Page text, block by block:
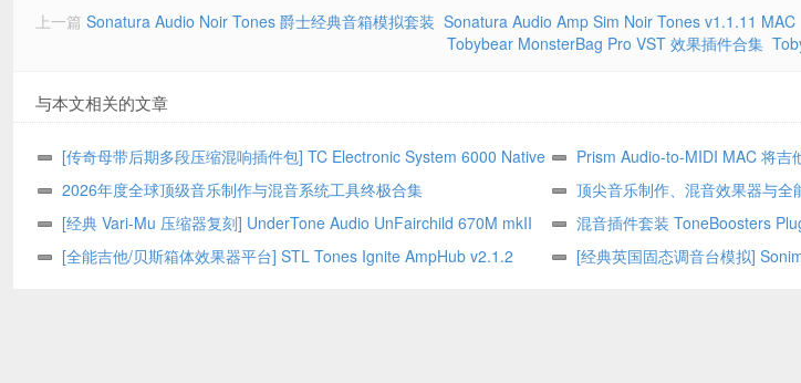
上一篇 Sonatura Audio Noir Tones 爵士经典音箱模拟套装 Sonatura Audio Amp Sim Noir Tones v1.1.11 MAC
Tobybear MonsterBag Pro VST 效果插件合集
与本文相关的文章
[传奇母带后期多段压缩混响插件包] TC Electronic System 6000 Native
Series Bundle 02.2026-GUISEPPE [MacOSX]（203MB）
Prism Audio-to-MIDI MAC 将吉
MIDI
2026年度全球顶级音乐制作与混音系统工具终极合集
顶尖音乐制作、混音效果器与全
[经典 Vari-Mu 压缩器复刻] UnderTone Audio UnFairchild 670M mkII
v1.0.8 WiN/MAC – BUBBiX
混音插件套装 ToneBoosters
本
[全能吉他/贝斯箱体效果器平台] STL Tones Ignite AmpHub v2.1.2
[经典英国固态调音台模拟]